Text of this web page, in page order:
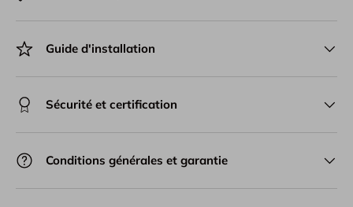
Guide d'installation
Sécurité et certification
Conditions générales et garantie